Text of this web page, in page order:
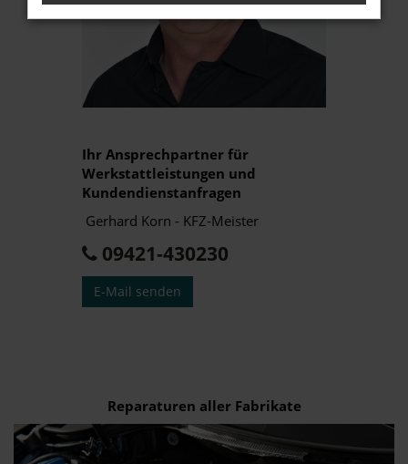
Ihr Ansprechpartner für
Werkstattleistungen und
Kundendienstanfragen
Gerhard Korn - KFZ-Meister
09421-430230
E-Mail senden
Reparaturen aller Fabrikate